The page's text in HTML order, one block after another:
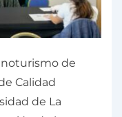
de
Calidad
de La